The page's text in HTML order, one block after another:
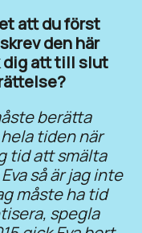
att du först
den här
dig att till slut
berätta
tiden när
tid att smälta
så är jag inte
måste ha tid
spegla